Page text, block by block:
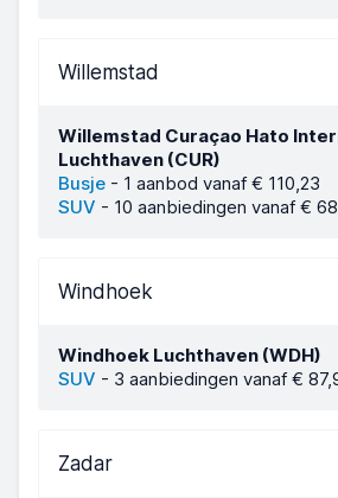
Willemstad
Willemstad Curaçao Hato
Luchthaven (CUR)
Busje - 1 aanbod vanaf € 110,23
SUV - 10 aanbiedingen vanaf €
Windhoek
Windhoek Luchthaven (WDH)
SUV - 3 aanbiedingen vanaf €
Zadar